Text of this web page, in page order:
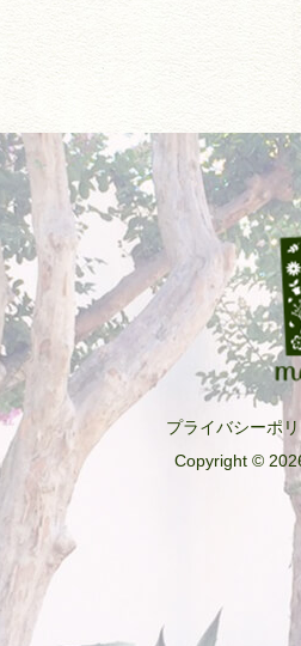
プライバシーポ
Copyright ©